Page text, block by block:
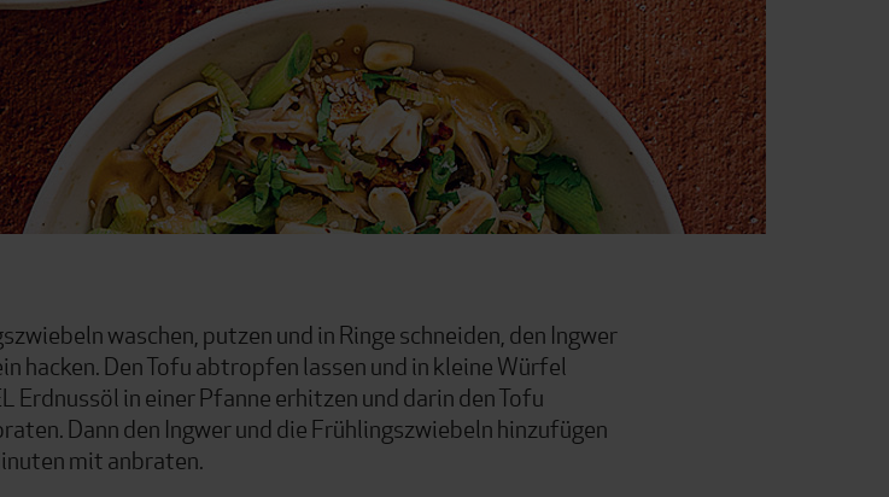
waschen, putzen und in Ringe schneiden, den Ingwer
hacken. Den Tofu abtropfen lassen und in kleine Würfel
Erdnussöl in einer Pfanne erhitzen und darin den Tofu
Dann den Ingwer und die Frühlingszwiebeln hinzufügen
mit anbraten.